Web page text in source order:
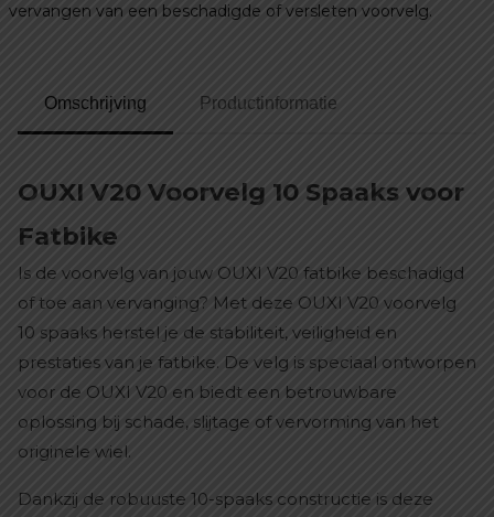
vervangen van een beschadigde of versleten voorvelg.
Omschrijving Productinformatie
OUXI V20 Voorvelg 10 Spaaks voor
Fatbike
Is de voorvelg van jouw OUXI V20 fatbike beschadigd
of toe aan vervanging? Met deze OUXI V20 voorvelg
10 spaaks herstel je de stabiliteit, veiligheid en
prestaties van je fatbike. De velg is speciaal ontworpen
voor de OUXI V20 en biedt een betrouwbare
oplossing bij schade, slijtage of vervorming van het
originele wiel.
Dankzij de robuuste 10-spaaks constructie is deze